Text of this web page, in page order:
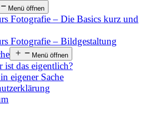
Menü öffnen
Fotografie – Die Basics kurz und
Fotografie – Bildgestaltung
Menü öffnen
ist das eigentlich?
eigener Sache